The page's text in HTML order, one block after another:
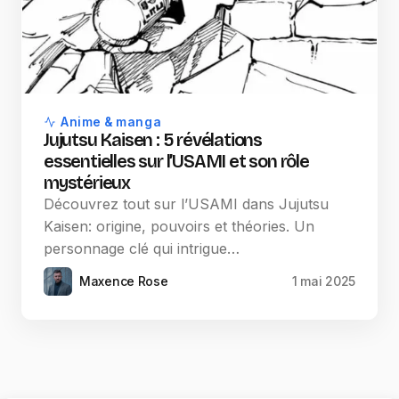
Anime & manga
Jujutsu Kaisen : 5 révélations
essentielles sur l’USAMI et son rôle
mystérieux
Découvrez tout sur l’USAMI dans Jujutsu
Kaisen: origine, pouvoirs et théories. Un
personnage clé qui intrigue…
Maxence Rose 1 mai 2025